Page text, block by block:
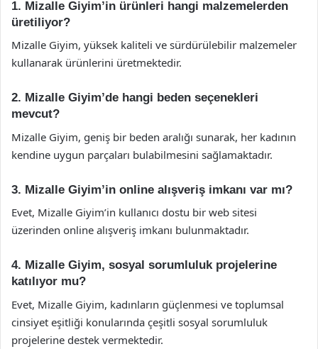
1. Mizalle Giyim’in ürünleri hangi malzemelerden
üretiliyor?
Mizalle Giyim, yüksek kaliteli ve sürdürülebilir malzemeler
kullanarak ürünlerini üretmektedir.
2. Mizalle Giyim’de hangi beden seçenekleri
mevcut?
Mizalle Giyim, geniş bir beden aralığı sunarak, her kadının
kendine uygun parçaları bulabilmesini sağlamaktadır.
3. Mizalle Giyim’in online alışveriş imkanı var mı?
Evet, Mizalle Giyim’in kullanıcı dostu bir web sitesi
üzerinden online alışveriş imkanı bulunmaktadır.
4. Mizalle Giyim, sosyal sorumluluk projelerine
katılıyor mu?
Evet, Mizalle Giyim, kadınların güçlenmesi ve toplumsal
cinsiyet eşitliği konularında çeşitli sosyal sorumluluk
projelerine destek vermektedir.